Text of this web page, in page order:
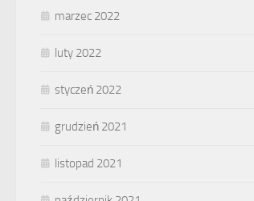
marzec 2022
luty 2022
styczeń 2022
grudzień 2021
listopad 2021